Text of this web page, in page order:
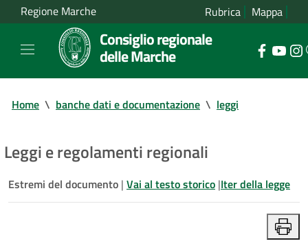
Regione Marche Rubrica Mappa
Consiglio regionale
delle Marche
Home \ banche dati e documentazione \ leggi
Leggi e regolamenti regionali
Estremi del documento | Vai al testo storico |Iter della legge